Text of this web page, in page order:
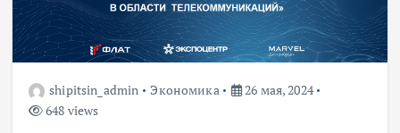
shipitsin_admin Экономика
26 мая, 2024
648 views